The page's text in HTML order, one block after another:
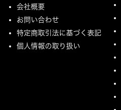
会社概要
お問い合わせ
特定商取引法に基づく表記
個人情報の取り扱い